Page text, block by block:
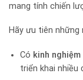
mang tính chiến
Hãy ưu tiên những
Có kinh
triển khai nhiều